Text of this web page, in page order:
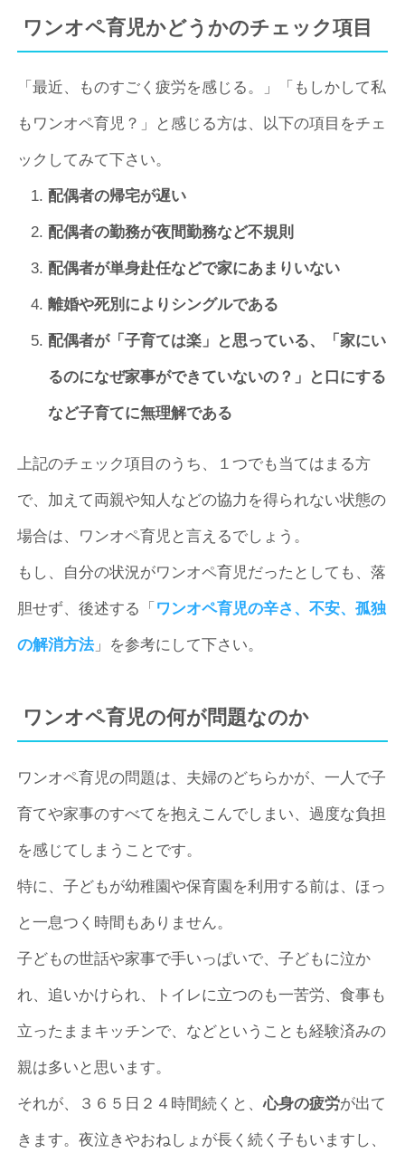
ワンオペ育児かどうかのチェック項目
「最近、ものすごく疲労を感じる。」「もしかして私
もワンオペ育児？」と感じる方は、以下の項目をチェ
ックしてみて下さい。
配偶者の帰宅が遅い
配偶者の勤務が夜間勤務など不規則
配偶者が単身赴任などで家にあまりいない
離婚や死別によりシングルである
配偶者が「子育ては楽」と思っている、「家にい
るのになぜ家事ができていないの？」と口にする
など子育てに無理解である
上記のチェック項目のうち、１つでも当てはまる方
で、加えて両親や知人などの協力を得られない状態の
場合は、ワンオペ育児と言えるでしょう。
もし、自分の状況がワンオペ育児だったとしても、落
胆せず、後述する「 ワンオペ育児の辛さ、不安、孤独
の解消方法 」を参考にして下さい。
ワンオペ育児の何が問題なのか
ワンオペ育児の問題は、夫婦のどちらかが、一人で子
育てや家事のすべてを抱えこんでしまい、過度な負担
を感じてしまうことです。
特に、子どもが幼稚園や保育園を利用する前は、ほっ
と一息つく時間もありません。
子どもの世話や家事で手いっぱいで、子どもに泣か
れ、追いかけられ、トイレに立つのも一苦労、食事も
立ったままキッチンで、などということも経験済みの
親は多いと思います。
それが、３６５日２４時間続くと、心身の疲労が出て
きます。夜泣きやおねしょが長く続く子もいますし、